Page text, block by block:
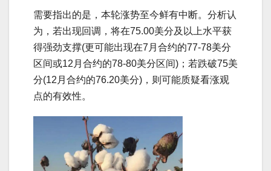
需要指出的是，本轮涨势至今鲜有中断。分析认
为，若出现回调，将在75.00美分及以上水平获
得强劲支撑(更可能出现在7月合约的77-78美分
区间或12月合约的78-80美分区间)；若跌破75美
分(12月合约的76.20美分)，则可能质疑看涨观
点的有效性。